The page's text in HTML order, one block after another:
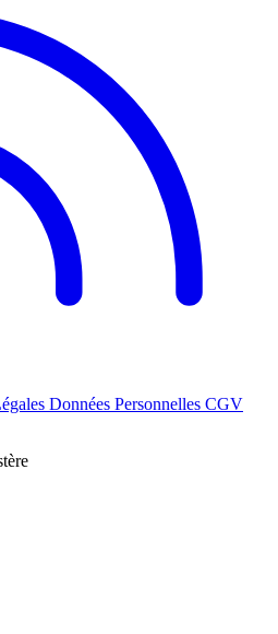
Données Personnelles CGV